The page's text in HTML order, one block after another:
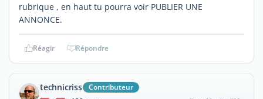
rubrique , en haut tu pourra voir PUBLIER UNE
ANNONCE.
Réagir Répondre
technicriss Contributeur